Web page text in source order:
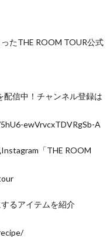
たTHE ROOM TOUR公式
信中！チャンネル登録は
ewVrvcxTDVRgSb-A
「THE ROOM
るアイテムを紹介